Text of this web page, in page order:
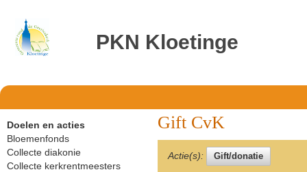
PKN Kloetinge
Gift CvK
Actie(s):
Doelen en acties
Bloemenfonds
Collecte diakonie
Collecte kerkrentmeesters